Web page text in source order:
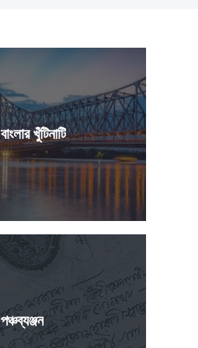
বাংলার খুঁটিনাটি
পঞ্চব্যঞ্জন